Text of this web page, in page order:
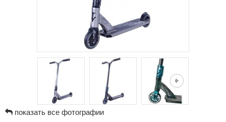
показать все фотографии